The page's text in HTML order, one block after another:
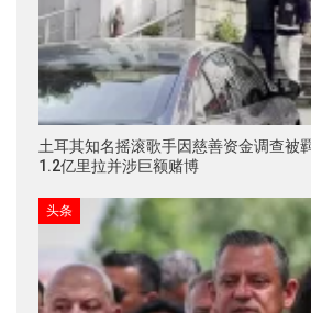
土耳其知名摇滚歌手因慈善资金调查被
1.2亿里拉并涉巨额赌博
头条